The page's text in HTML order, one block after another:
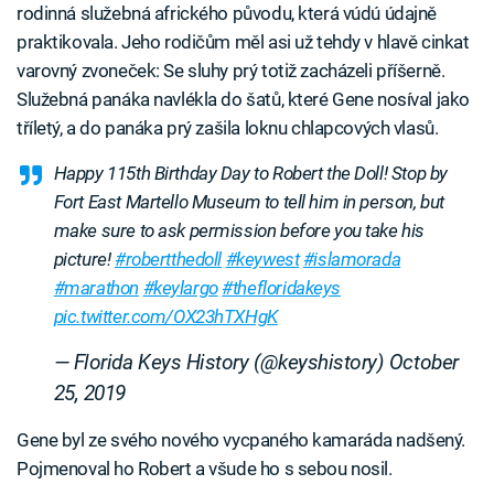
rodinná služebná afrického původu, která vúdú údajně
praktikovala. Jeho rodičům měl asi už tehdy v hlavě cinkat
varovný zvoneček: Se sluhy prý totiž zacházeli příšerně.
Služebná panáka navlékla do šatů, které Gene nosíval jako
tříletý, a do panáka prý zašila loknu chlapcových vlasů.
Happy 115th Birthday Day to Robert the Doll! Stop by
Fort East Martello Museum to tell him in person, but
make sure to ask permission before you take his
picture!#robertthedoll #keywest#islamorada
#marathon #keylargo#thefloridakeys
pic.twitter.com/OX23hTXHgK
— Florida Keys History (@keyshistory) October
25, 2019
Gene byl ze svého nového vycpaného kamaráda nadšený.
Pojmenoval ho Robert a všude ho s sebou nosil.